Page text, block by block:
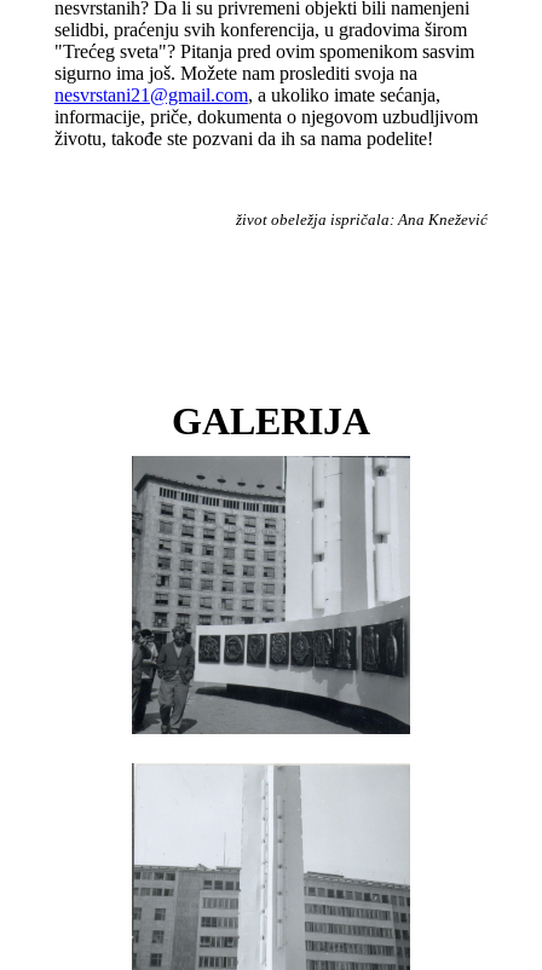
nesvrstanih? Da li su privremeni objekti bili namenjeni
selidbi, praćenju svih konferencija, u gradovima širom
"Trećeg sveta"? Pitanja pred ovim spomenikom sasvim
sigurno ima još. Možete nam proslediti svoja na
nesvrstani21@gmail.com, a ukoliko imate sećanja,
informacije, priče, dokumenta o njegovom uzbudljivom
životu, takođe ste pozvani da ih sa nama podelite!
život obeležja ispričala: Ana Knežević
GALERIJA